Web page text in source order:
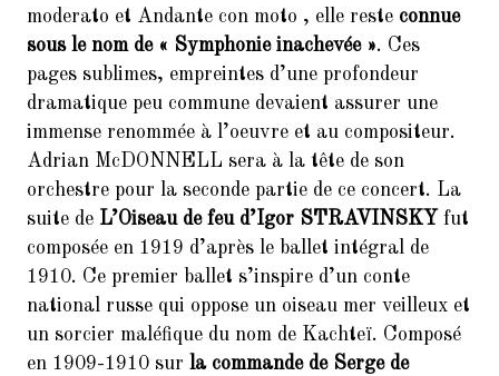
moderato et Andante con moto , elle reste connue
sous le nom de « Symphonie inachevée ». Ces
pages sublimes, empreintes d’une profondeur
dramatique peu commune devaient assurer une
immense renommée à l’oeuvre et au compositeur.
Adrian McDONNELL sera à la tête de son
orchestre pour la seconde partie de ce concert. La
suite de L’Oiseau de feu d’Igor STRAVINSKY fut
composée en 1919 d’après le ballet intégral de
1910. Ce premier ballet s’inspire d’un conte
national russe qui oppose un oiseau mer veilleux et
un sorcier maléfique du nom de Kachteï. Composé
en 1909-1910 sur la commande de Serge de